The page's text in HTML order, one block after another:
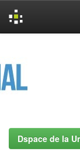
Dspace de la